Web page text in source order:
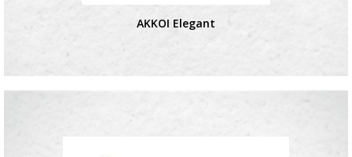
AKKOI Elegant